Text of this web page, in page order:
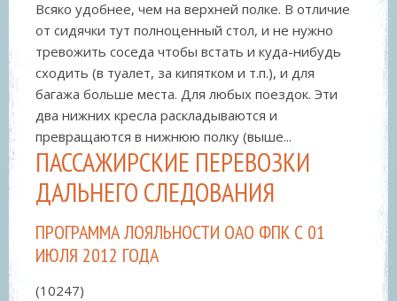
Всяко удобнее, чем на верхней полке. В отличие
от сидячки тут полноценный стол, и не нужно
тревожить соседа чтобы встать и куда-нибудь
сходить (в туалет, за кипятком и т.п.), и для
багажа больше места. Для любых поездок. Эти
два нижних кресла раскладываются и
превращаются в нижнюю полку (выше...
ПАССАЖИРСКИЕ ПЕРЕВОЗКИ
ДАЛЬНЕГО СЛЕДОВАНИЯ
ПРОГРАММА ЛОЯЛЬНОСТИ ОАО ФПК С 01
ИЮЛЯ 2012 ГОДА
(10247)